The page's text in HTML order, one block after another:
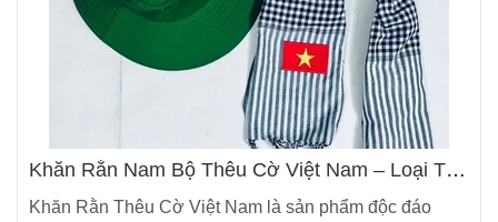
Khăn Rằn Nam Bộ Thêu Cờ Việt Nam – Loại Tốt,
Khăn Rằn Thêu Cờ Việt Nam là sản phẩm độc đáo